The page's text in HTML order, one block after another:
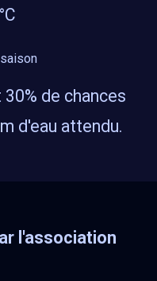
de chances
d'eau attendu.
l'association